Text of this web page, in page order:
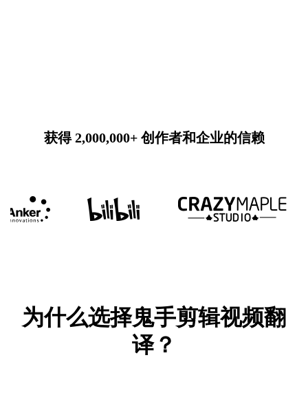
获得 2,000,000+ 创作者和企业的信赖
为什么选择鬼手剪辑视频翻
译？